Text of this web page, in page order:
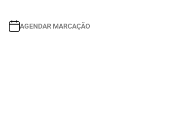
AGENDAR MARCAÇÃO